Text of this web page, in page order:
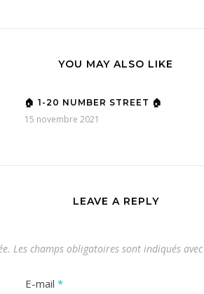
YOU MAY ALSO LIKE
🏠 1-20 NUMBER STREET 🏠
15 novembre 2021
LEAVE A REPLY
Les champs obligatoires sont indiqués avec
E-mail *